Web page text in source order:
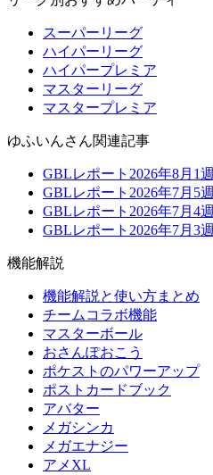
スーパーリーグ
ハイパーリーグ
ハイパープレミア
マスターリーグ
マスタープレミア
ゆふいんさん関連記事
GBLレポート2026年8月1週
GBLレポート2026年7月5週
GBLレポート2026年7月4週
GBLレポート2026年7月3週
機能解説
機能解説と使い方まとめ
チームコラボ機能
マスターボール
おさんぽおこう
ポケストのパワーアップ
ポストカードブック
アバター
メガシンカ
メガエナジー
アメXL